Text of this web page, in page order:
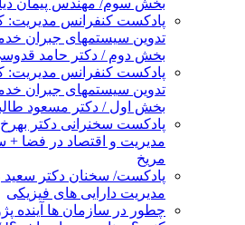
بخش سوم/ مهندس پیمان
پادکست کنفرانس مدیریت:
تدوین سیستمهای جبران
بخش دوم / دکتر حامد
پادکست کنفرانس مدیریت:
تدوین سیستمهای جبران
بخش اول / دکتر مسعود
پادکست سخنرانی دکتر
مدیریت و اقتصاد در فضا +
مریخ
پادکست/ سخنان دکتر
مدیریت دارایی های فیزیکی
چطور در سازمان ها آینده